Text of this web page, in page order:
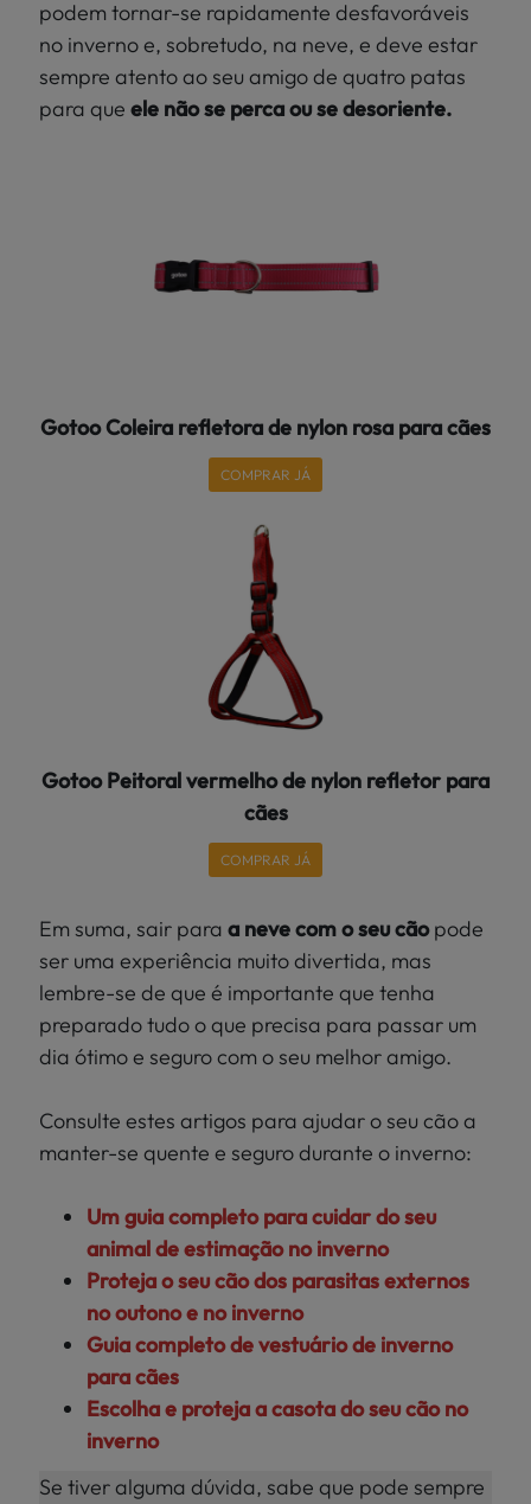
podem tornar-se rapidamente desfavoráveis
no inverno e, sobretudo, na neve, e deve estar
sempre atento ao seu amigo de quatro patas
para que ele não se perca ou se desoriente.
Gotoo Coleira refletora de nylon rosa para cães
COMPRAR JÁ
Gotoo Peitoral vermelho de nylon refletor para
cães
COMPRAR JÁ
Em suma, sair para a neve com o seu cãopode
ser uma experiência muito divertida, mas
lembre-se de que é importante que tenha
preparado tudo o que precisa para passar um
dia ótimo e seguro com o seu melhor amigo.
Consulte estes artigos para ajudar o seu cão a
manter-se quente e seguro durante o inverno:
Um guia completo para cuidar do seu
animal de estimação no inverno
Proteja o seu cão dos parasitas externos
no outono e no inverno
Guia completo de vestuário de inverno
para cães
Escolha e proteja a casota do seu cão no
inverno
Se tiver alguma dúvida, sabe que pode sempre